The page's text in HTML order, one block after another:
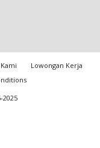
Lowongan Kerja
2025